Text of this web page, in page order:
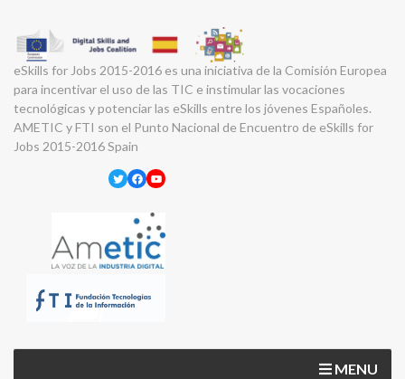
eSkills for Jobs 2015-2016 es una iniciativa de la Comisión Europea
para incentivar el uso de las TIC e instimular las vocaciones
tecnológicas y potenciar las eSkills entre los jóvenes Españoles.
AMETIC y FTI son el Punto Nacional de Encuentro de eSkills for
Jobs 2015-2016 Spain
Twitter
Facebook
YouTube
MENU